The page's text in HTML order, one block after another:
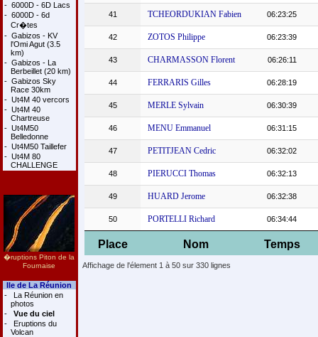
- 6000D - 6D Lacs
- 6000D - 6d
Cr�tes
- Gabizos - KV
l'Omi Agut (3.5
km)
- Gabizos - La
Berbeillet (20 km)
- Gabizos Sky
Race 30km
- Ut4M 40 vercors
- Ut4M 40
Chartreuse
- Ut4M50
Belledonne
- Ut4M50 Taillefer
- Ut4M 80
CHALLENGE
�ruptions Piton de la
Fournaise
Ile de La Réunion
-
La Réunion en
photos
-
Vue du ciel
-
Eruptions du
Volcan
Place Nom Temps
41 TCHEORDUKIAN Fabien 06:23:25
42 ZOTOS Philippe 06:23:39
43 CHARMASSON Florent 06:26:11
44 FERRARIS Gilles 06:28:19
45 MERLE Sylvain 06:30:39
46 MENU Emmanuel 06:31:15
47 PETITJEAN Cedric 06:32:02
48 PIERUCCI Thomas 06:32:13
49 HUARD Jerome 06:32:38
50 PORTELLI Richard 06:34:44
Affichage de l'élement 1 à 50 sur 330 lignes